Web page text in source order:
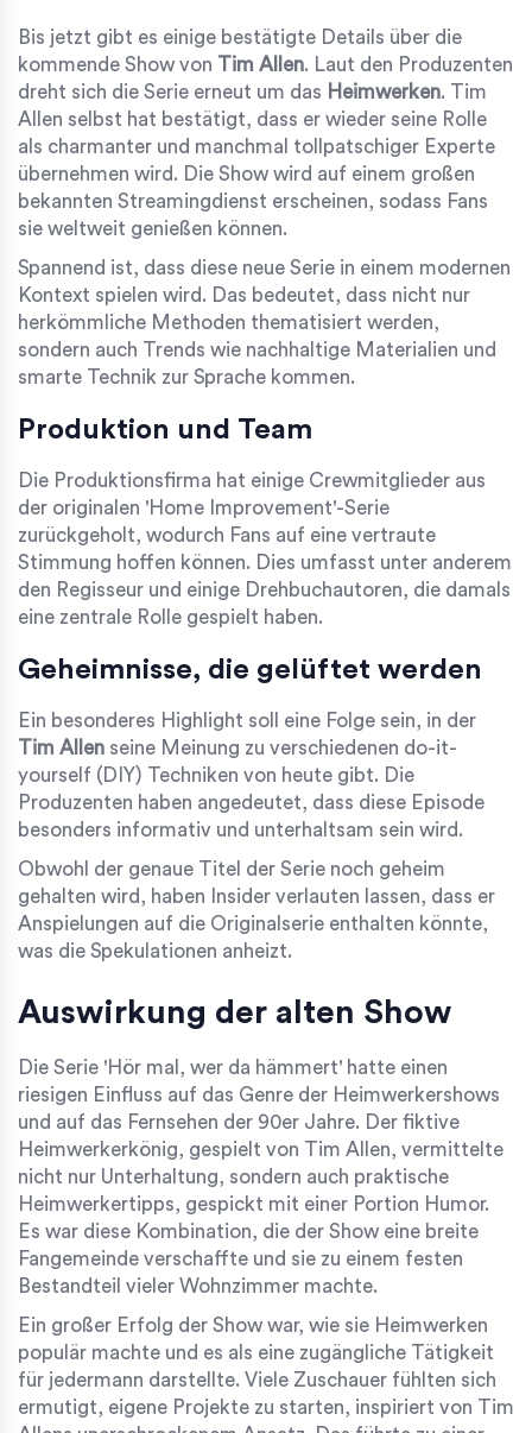
Bis jetzt gibt es einige bestätigte Details über die
kommende Show von Tim Allen. Laut den Produzenten
dreht sich die Serie erneut um das Heimwerken. Tim
Allen selbst hat bestätigt, dass er wieder seine Rolle
als charmanter und manchmal tollpatschiger Experte
übernehmen wird. Die Show wird auf einem großen
bekannten Streamingdienst erscheinen, sodass Fans
sie weltweit genießen können.
Spannend ist, dass diese neue Serie in einem modernen
Kontext spielen wird. Das bedeutet, dass nicht nur
herkömmliche Methoden thematisiert werden,
sondern auch Trends wie nachhaltige Materialien und
smarte Technik zur Sprache kommen.
Produktion und Team
Die Produktionsfirma hat einige Crewmitglieder aus
der originalen 'Home Improvement'-Serie
zurückgeholt, wodurch Fans auf eine vertraute
Stimmung hoffen können. Dies umfasst unter anderem
den Regisseur und einige Drehbuchautoren, die damals
eine zentrale Rolle gespielt haben.
Geheimnisse, die gelüftet werden
Ein besonderes Highlight soll eine Folge sein, in der
Tim Allen seine Meinung zu verschiedenen do-it-
yourself (DIY) Techniken von heute gibt. Die
Produzenten haben angedeutet, dass diese Episode
besonders informativ und unterhaltsam sein wird.
Obwohl der genaue Titel der Serie noch geheim
gehalten wird, haben Insider verlauten lassen, dass er
Anspielungen auf die Originalserie enthalten könnte,
was die Spekulationen anheizt.
Auswirkung der alten Show
Die Serie 'Hör mal, wer da hämmert' hatte einen
riesigen Einfluss auf das Genre der Heimwerkershows
und auf das Fernsehen der 90er Jahre. Der fiktive
Heimwerkerkönig, gespielt von Tim Allen, vermittelte
nicht nur Unterhaltung, sondern auch praktische
Heimwerkertipps, gespickt mit einer Portion Humor.
Es war diese Kombination, die der Show eine breite
Fangemeinde verschaffte und sie zu einem festen
Bestandteil vieler Wohnzimmer machte.
Ein großer Erfolg der Show war, wie sie Heimwerken
populär machte und es als eine zugängliche Tätigkeit
für jedermann darstellte. Viele Zuschauer fühlten sich
ermutigt, eigene Projekte zu starten, inspiriert von Tim